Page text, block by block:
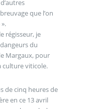
que l’on
».
régisseur, je
du
Margaux, pour
culture viticole.
de cinq heures de
en ce 13 avril